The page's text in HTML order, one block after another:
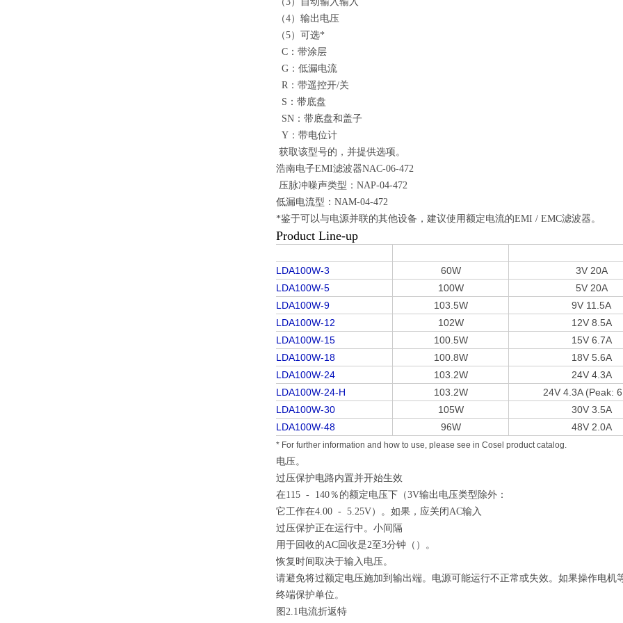
（4）输出电压
（5）可选*
C：带涂层
G：低漏电流
R：带遥控开/关
S：带底盘
SN：带底盘和盖子
Y：带电位计
获取该型号的，并提供选项。
浩南电子EMI滤波器NAC-06-472
压脉冲噪声类型：NAP-04-472
低漏电流型：NAM-04-472
*鉴于可以与电源并联的其他设备，建议使用额定电流的EMI / EMC滤波器。
Product Line-up
LDA100W-3
60W
3V 20A
LDA100W-5
100W
5V 20A
LDA100W-9
103.5W
9V 11.5A
LDA100W-12
102W
12V 8.5A
LDA100W-15
100.5W
15V 6.7A
LDA100W-18
100.8W
18V 5.6A
LDA100W-24
103.2W
24V 4.3A
LDA100W-24-H
103.2W
24V 4.3A (Peak:
LDA100W-30
105W
30V 3.5A
LDA100W-48
96W 48V 2.0A
* For further information and how to use, please see in Cosel product catalog.
电压。
过压保护电路内置并开始生效
在115 - 140％的额定电压下（3V输出电压类型除外：
它工作在4.00 - 5.25V）。如果，应关闭AC输入
过压保护正在运行中。小间隔
用于回收的AC回收是2至3分钟（）。
恢复时间取决于输入电压。
请避免将过额定电压施加到输出端。电源可能运行不正常或失效。如果操作电机
终端保护单位。
图2.1电流折返特